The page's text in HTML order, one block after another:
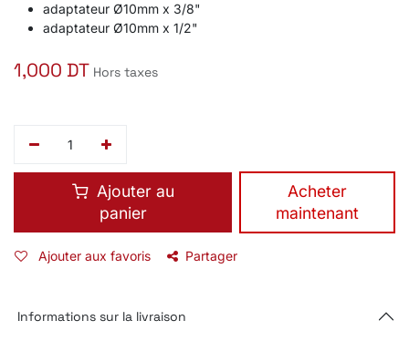
adaptateur Ø10mm x 3/8"
adaptateur Ø10mm x 1/2"
1,000 DT Hors taxes
Ajouter au
panier
​Acheter
maintenant
Ajouter aux favoris Partager
Informations sur la livraison